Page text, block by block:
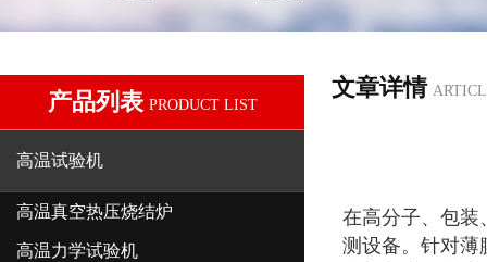
产品列表 PRODUCT LIST
高温试验机
高温真空热压烧结炉
高温力学试验机
文章详情
在高分子、包装
测设备。针对薄